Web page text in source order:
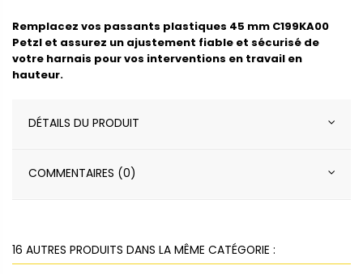
Remplacez vos passants plastiques 45 mm C199KA00
Petzl et assurez un ajustement fiable et sécurisé de
votre harnais pour vos interventions en travail en
hauteur.
DÉTAILS DU PRODUIT
COMMENTAIRES (0)
16 AUTRES PRODUITS DANS LA MÊME CATÉGORIE :